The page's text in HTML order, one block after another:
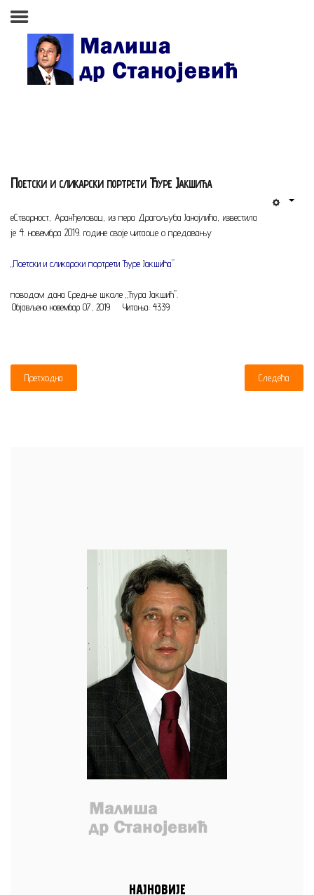
Почетна страна
Изабране студије, чланци,
Press clipping
Сећања, људи, догађаји
Контакт
Поетски и сликарски портрети Ђуре Јакшића
еСтварност, Аранђеловац, из пера Драгољуба Јанојлића, известила
је 4. новембра 2019. године своје читаоце о предавању
„Поетски и сликарски портрети Ђуре Јакшића”
поводом дана Средње школе „Ђура Јакшић”.
Објављено новембар 07, 2019 Читања: 4339
Претходна Следећа
НАЈНОВИЈЕ